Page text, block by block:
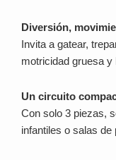
Diversión,
Invita a gatear,
motricidad gruesa y
Un circuito
Con solo 3 piezas,
infantiles o salas de